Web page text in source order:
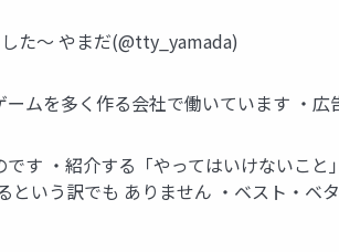
た〜 やまだ(@tty_yamada)
ムを多く作る会社で働いています ・
す ・紹介する「やってはいけないこ
という訳でも ありません ・ベスト・ベ